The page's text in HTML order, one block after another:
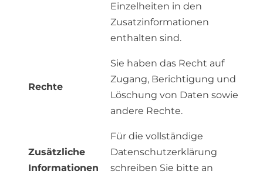
Einzelheiten in den
Zusatzinformationen
enthalten sind.
Rechte
Sie haben das Recht auf
Zugang, Berichtigung und
Löschung von Daten sowie
andere Rechte.
Zusätzliche
Informationen
Für die vollständige
Datenschutzerklärung
schreiben Sie bitte an